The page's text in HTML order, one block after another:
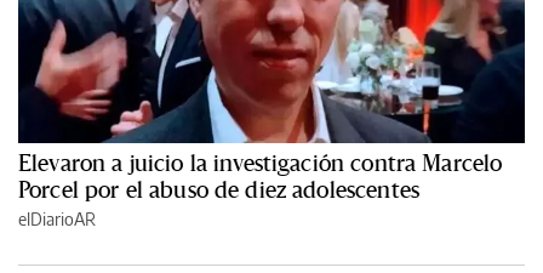
Elevaron a juicio la investigación contra Marcelo
Porcel por el abuso de diez adolescentes
elDiarioAR